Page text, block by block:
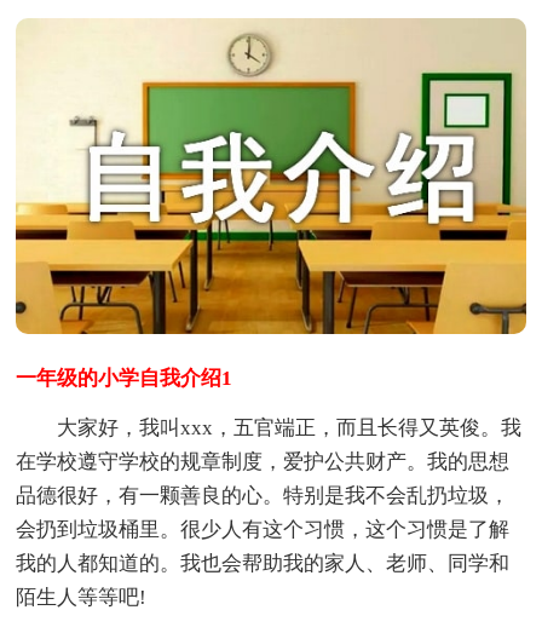
一年级的小学自我介绍1
大家好，我叫xxx，五官端正，而且长得又英俊。我
在学校遵守学校的规章制度，爱护公共财产。我的思想
品德很好，有一颗善良的心。特别是我不会乱扔垃圾，
会扔到垃圾桶里。很少人有这个习惯，这个习惯是了解
我的人都知道的。我也会帮助我的家人、老师、同学和
陌生人等等吧!